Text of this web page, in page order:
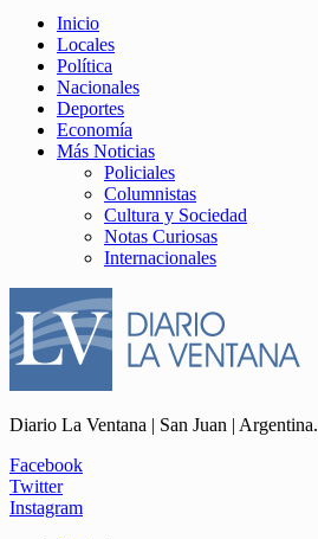
Inicio
Locales
Política
Nacionales
Deportes
Economía
Más Noticias
Policiales
Columnistas
Cultura y Sociedad
Notas Curiosas
Internacionales
Diario La Ventana | San Juan | Argentina.
Facebook
Twitter
Instagram